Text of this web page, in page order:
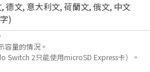
,德文, 意大利文,荷蘭文,俄文, 中文
)
容量的情況。
Switch 2只能使用microSD Express卡）。